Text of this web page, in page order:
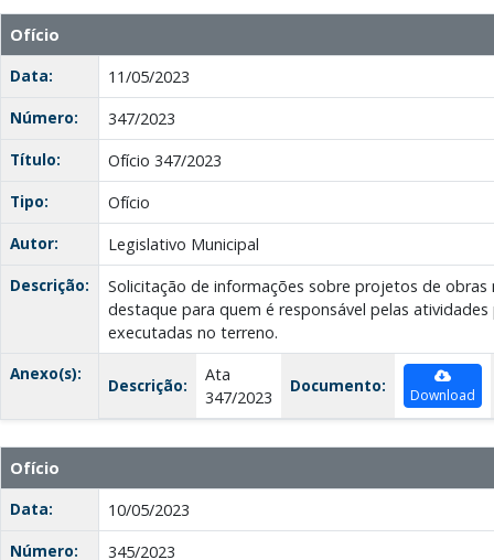
Ofício
Data:
11/05/2023
Número:
347/2023
Título:
Ofício 347/2023
Tipo:
Ofício
Autor:
Legislativo Municipal
Descrição:
Solicitação de informações sobre projetos de obras
destaque para quem é responsável pelas
executadas no terreno.
Anexo(s):
Descrição:
Ata
347/2023
Documento: Download
Ofício
Data:
10/05/2023
Número:
345/2023